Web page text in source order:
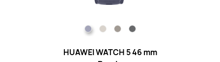
HUAWEI WATCH 5 46 mm